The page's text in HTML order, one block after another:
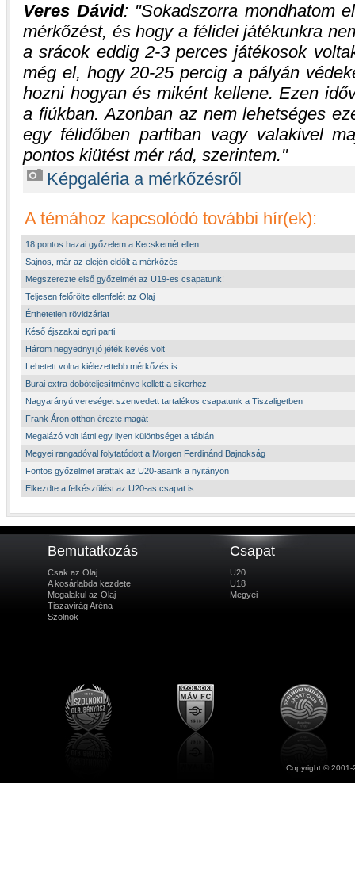
Veres Dávid:
Sokadszorra mondhatom
mérkőzést, és hogy a félidei játékunkra
a srácok eddig 2-3 perces játékosok
még el, hogy 20-25 percig a pályán
hozni hogyan és miként kellene. Ezen
a fiúkban. Azonban az nem lehetséges
egy félidőben partiban vagy valakivel
pontos kiütést mér rád, szerintem.
Képgaléria a mérkőzésről
A témához kapcsolódó további hír(ek):
18 pontos hazai győzelem a Kecskemét ellen
Sajnos, már az elején eldőlt a mérkőzés
Megszerezte első győzelmét az U19-es csapatunk!
Teljesen felőrölte ellenfelét az Olaj
Érthetetlen rövidzárlat
Késő éjszakai egri parti
Három negyednyi jó jéték kevés volt
Lehetett volna kiélezettebb mérkőzés is
Burai extra dobóteljesítménye kellett a sikerhez
Nagyarányú vereséget szenvedett tartalékos csapatunk a Tiszaligetben
Frank Áron otthon érezte magát
Megalázó volt látni egy ilyen különbséget a táblán
Megyei rangadóval folytatódott a Morgen Ferdinánd Bajnokság
Fontos győzelmet arattak az U20-asaink a nyitányon
Elkezdte a felkészülést az U20-as csapat is
Bemutatkozás
Csak az Olaj
A kosárlabda kezdete
Megalakul az Olaj
Tiszavirág Aréna
Szolnok
Csapat
U20
U18
Megyei
Copyright ©